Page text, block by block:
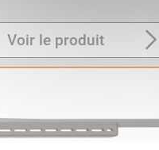
Voir le produit